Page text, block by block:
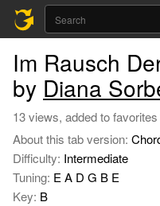
Im Rausch
by Diana
13 views, added to
About this tab version:
Difficulty: Intermediate
Tuning: E A D G B E
Key: B